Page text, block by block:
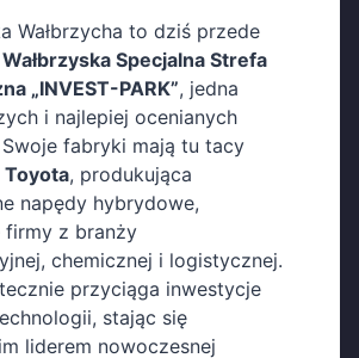
Wałbrzycha to dziś przede
Wałbrzyska Specjalna Strefa
„INVEST-PARK”, jedna
i najlepiej ocenianych
fabryki mają tu tacy
Toyota, produkująca
napędy hybrydowe,
firmy z branży
chemicznej i logistycznej.
przyciąga inwestycje
stając się
liderem nowoczesnej